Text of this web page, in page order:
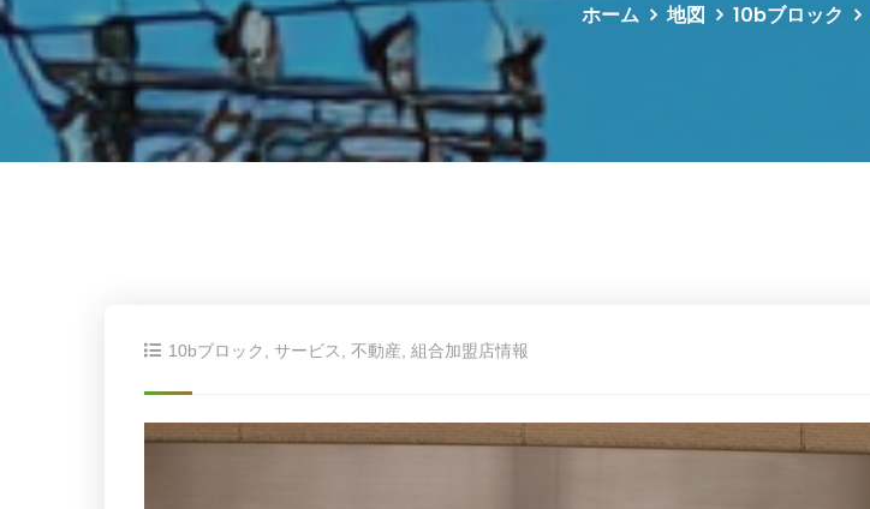
ホーム 地図 10bブロック
10bブロック サービス 不動産 組合加盟店情報